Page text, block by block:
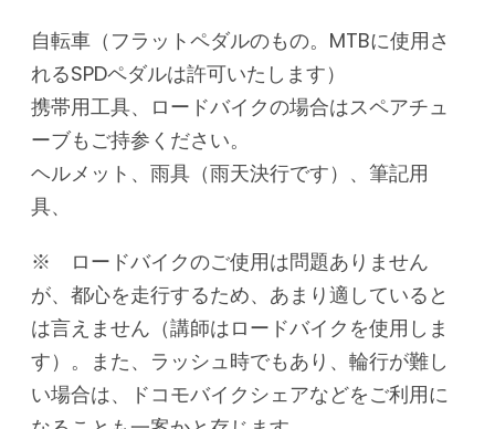
自転車（フラットペダルのもの。MTBに使用さ
れるSPDペダルは許可いたします）
携帯用工具、ロードバイクの場合はスペアチュ
ーブもご持参ください。
ヘルメット、雨具（雨天決行です）、筆記用
具、
※ ロードバイクのご使用は問題ありません
が、都心を走行するため、あまり適していると
は言えません（講師はロードバイクを使用しま
す）。また、ラッシュ時でもあり、輪行が難し
い場合は、ドコモバイクシェアなどをご利用に